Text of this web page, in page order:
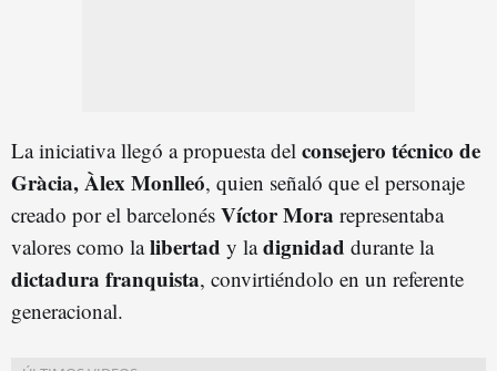
La iniciativa llegó a propuesta del consejero técnico de
Gràcia, Àlex Monlleó, quien señaló que el personaje
creado por el barcelonés Víctor Mora representaba
valores como lalibertad y ladignidad durante la
dictadura franquista, convirtiéndolo en un referente
generacional.